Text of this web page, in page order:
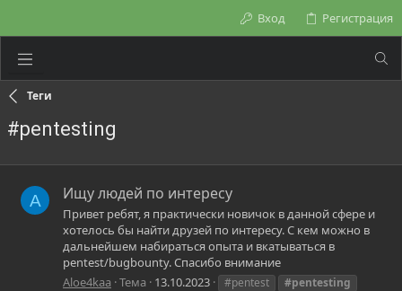
Вход Регистрация
Теги
#pentesting
A Ищу людей по интересу
Привет ребят, я практически новичок в данной сфере и
хотелось бы найти друзей по интересу. С кем можно в
дальнейшем набираться опыта и вкатываться в
pentest/bugbounty. Спасибо внимание
Aloe4kaa Тема 13.10.2023 #pentest
#pentesting